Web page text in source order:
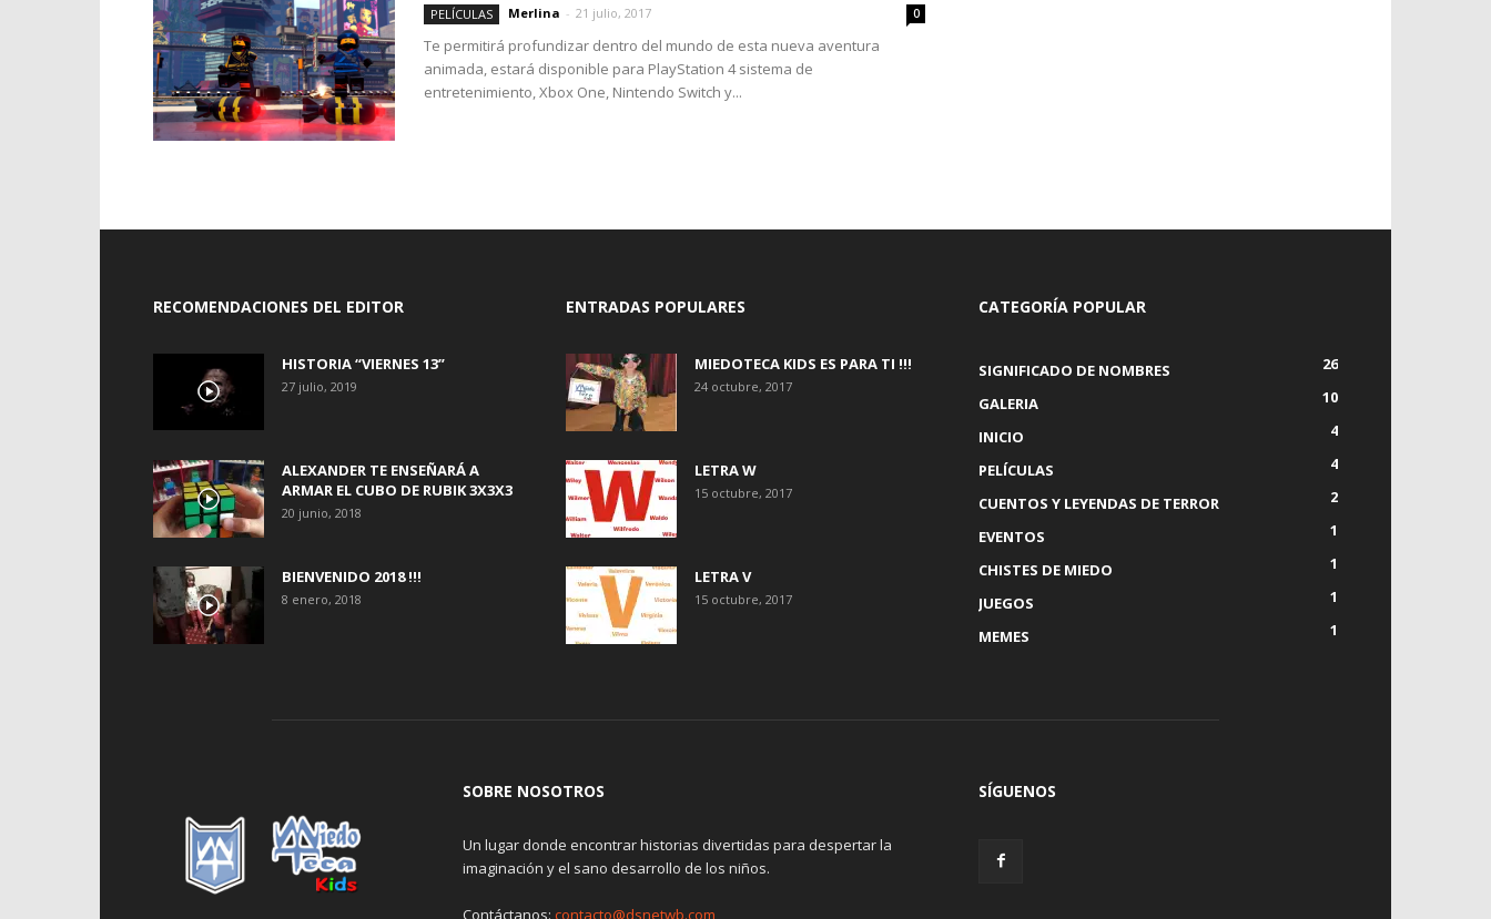
PELÍCULAS Merlina - 21 julio, 2017 0
Te permitirá profundizar dentro del mundo de esta nueva aventura
animada, estará disponible para PlayStation 4 sistema de
entretenimiento, Xbox One, Nintendo Switch y...
RECOMENDACIONES DEL EDITOR
HISTORIA “VIERNES 13”
27 julio, 2019
ALEXANDER TE ENSEÑARÁ A
ARMAR EL CUBO DE RUBIK 3X3X3
20 junio, 2018
BIENVENIDO 2018 !!!
8 enero, 2018
ENTRADAS POPULARES
MIEDOTECA KIDS ES PARA TI !!!
24 octubre, 2017
LETRA W
15 octubre, 2017
LETRA V
15 octubre, 2017
CATEGORÍA POPULAR
SIGNIFICADO DE NOMBRES
26
GALERIA
10
INICIO
4
PELÍCULAS
4
CUENTOS Y LEYENDAS DE TERROR
2
EVENTOS
1
CHISTES DE MIEDO
1
JUEGOS
1
MEMES
1
SOBRE NOSOTROS
Un lugar donde encontrar historias divertidas para despertar la
imaginación y el sano desarrollo de los niños.
Contáctanos: contacto@dsnetwb.com
SÍGUENOS